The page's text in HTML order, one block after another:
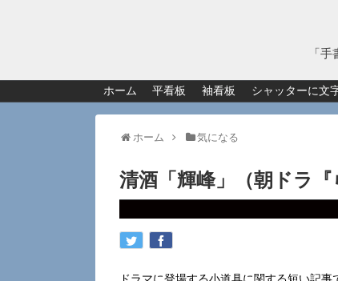
「
ホーム 平看板 袖看板 シャッターに文
ホーム 気になる
清酒「輝峰」（朝ドラ『